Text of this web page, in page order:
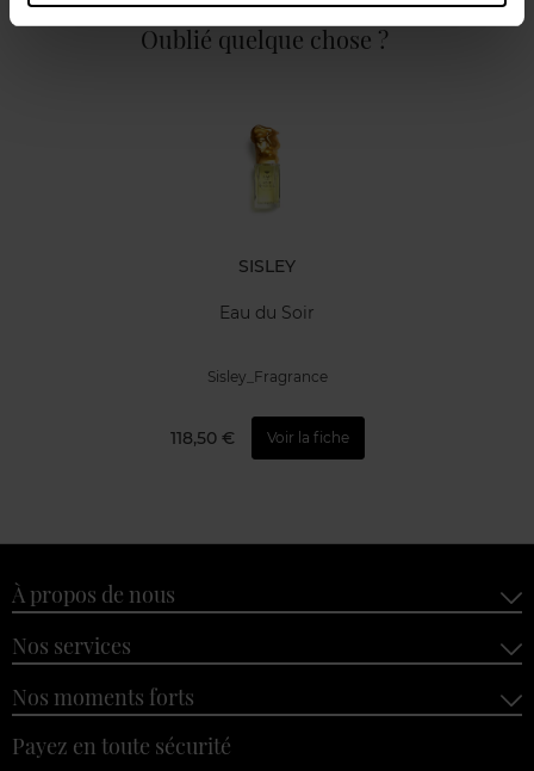
Oublié quelque chose ?
SISLEY
Eau du Soir
Sisley_Fragrance
118,50 € Voir la fiche
À propos de nous
Nos services
Nos moments forts
Payez en toute sécurité